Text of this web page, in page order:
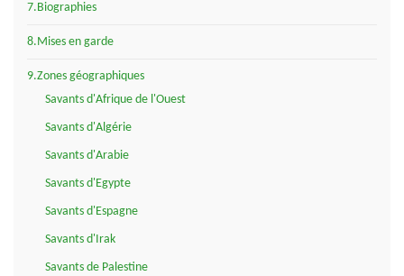
7.Biographies
8.Mises en garde
9.Zones géographiques
Savants d'Afrique de l'Ouest
Savants d'Algérie
Savants d'Arabie
Savants d'Egypte
Savants d'Espagne
Savants d'Irak
Savants de Palestine